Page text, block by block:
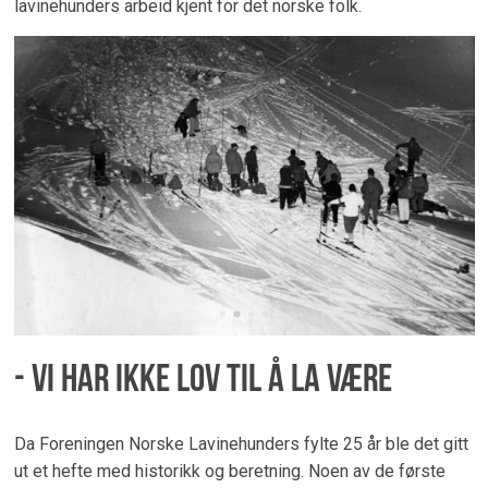
lavinehunders arbeid kjent for det norske folk.
- Vi har ikke lov til å la være
Da Foreningen Norske Lavinehunders fylte 25 år ble det gitt
ut et hefte med historikk og beretning. Noen av de første